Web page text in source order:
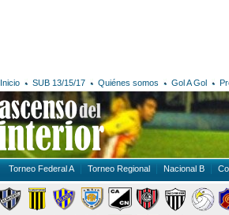
Inicio SUB 13/15/17 Quiénes somos Gol A Gol
Torneo Federal A Torneo Regional Nacional B